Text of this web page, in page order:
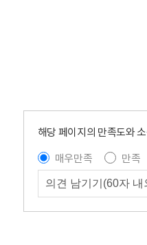
해당 페이지의 만족도와
매우만족
만족